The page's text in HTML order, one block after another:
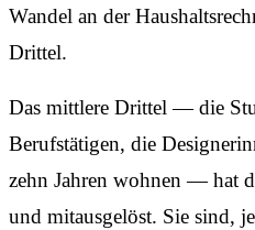
Wandel an der
Drittel.
Das mittlere Drittel — die
Berufstätigen, die
zehn Jahren wohnen — hat
und mitausgelöst. Sie sind,